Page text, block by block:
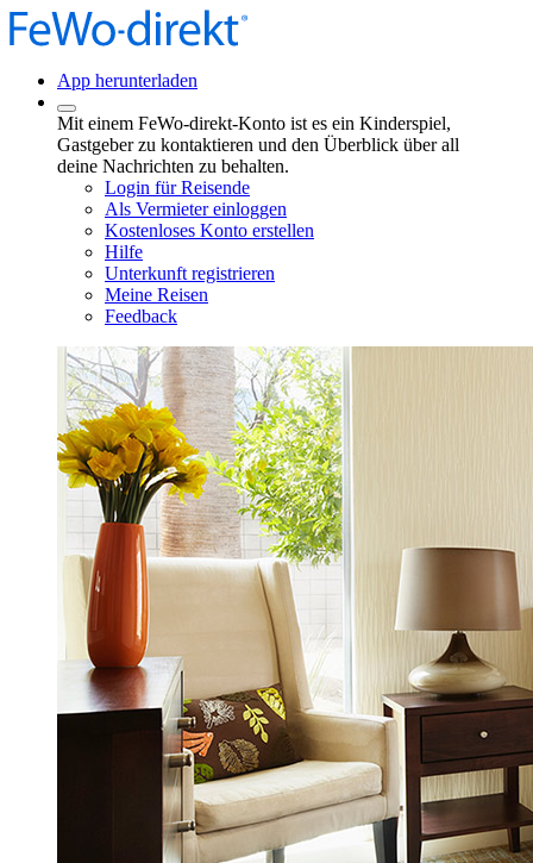
App herunterladen
Mit einem FeWo-direkt-Konto ist es ein Kinderspiel,
Gastgeber zu kontaktieren und den Überblick über all
deine Nachrichten zu behalten.
Login für Reisende
Als Vermieter einloggen
Kostenloses Konto erstellen
Hilfe
Unterkunft registrieren
Meine Reisen
Feedback